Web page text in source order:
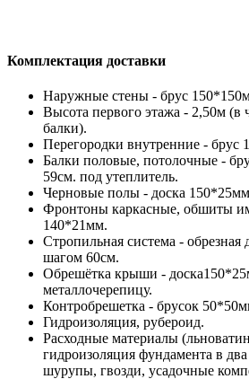
Комплектация доставки
Наружные стены - брус
Высота первого этажа - 2,50м (в
балки).
Перегородки внутренние - брус
Балки половые, потолочные -
59см. под утеплитель.
Черновые полы - доска
Фронтоны каркасные, обшиты
140*21мм.
Стропильная система -
шагом 60см.
Обрешётка крыши -
металлочерепицу.
Контробрешетка - брусок
Гидроизоляция, рубероид.
Расходные материалы
гидроизоляция фундамента в
шурупы, гвозди, усадочные